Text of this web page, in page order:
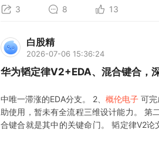
3 8 13
白股精
2026-07-06 15:36:24
华为韬定律V2+EDA、混合键合，
中唯一滞涨的EDA分支。 2、 概伦电子 可
助使用，暂未有全流程三维设计能力。 第
合键合就是其中的关键命门。 韬定律V2